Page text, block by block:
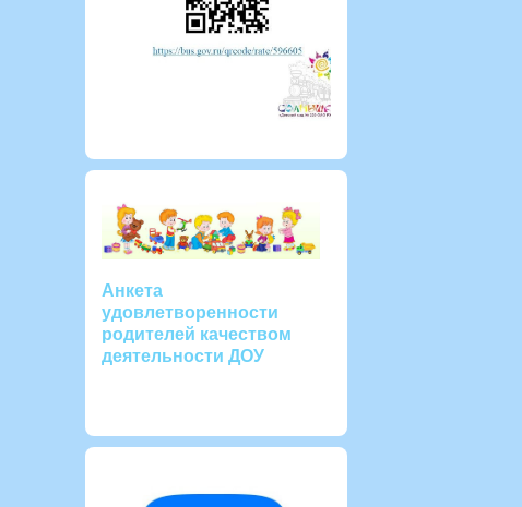
Анкета
удовлетворенности
родителей качеством
деятельности ДОУ